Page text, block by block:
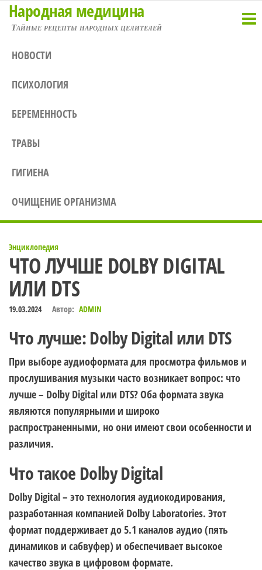
Перейти
Народная медицина
Тайные рецепты народных целителей
НОВОСТИ
ПСИХОЛОГИЯ
БЕРЕМЕННОСТЬ
ТРАВЫ
ГИГИЕНА
ОЧИЩЕНИЕ ОРГАНИЗМА
Энциклопедия
ЧТО ЛУЧШЕ DOLBY DIGITAL
ИЛИ DTS
19.03.2024 Автор: ADMIN
Что лучше: Dolby Digital или DTS
При выборе аудиоформата для просмотра фильмов и
прослушивания музыки часто возникает вопрос: что
лучше – Dolby Digital или DTS? Оба формата звука
являются популярными и широко
распространенными, но они имеют свои особенности и
различия.
Что такое Dolby Digital
Dolby Digital – это технология аудиокодирования,
разработанная компанией Dolby Laboratories. Этот
формат поддерживает до 5.1 каналов аудио (пять
динамиков и сабвуфер) и обеспечивает высокое
качество звука в цифровом формате.